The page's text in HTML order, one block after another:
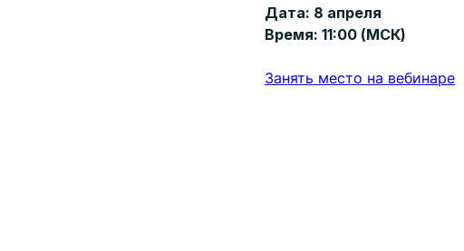
Дата: 8 апреля
Время: 11:00 (МСК)
Занять место на вебинаре